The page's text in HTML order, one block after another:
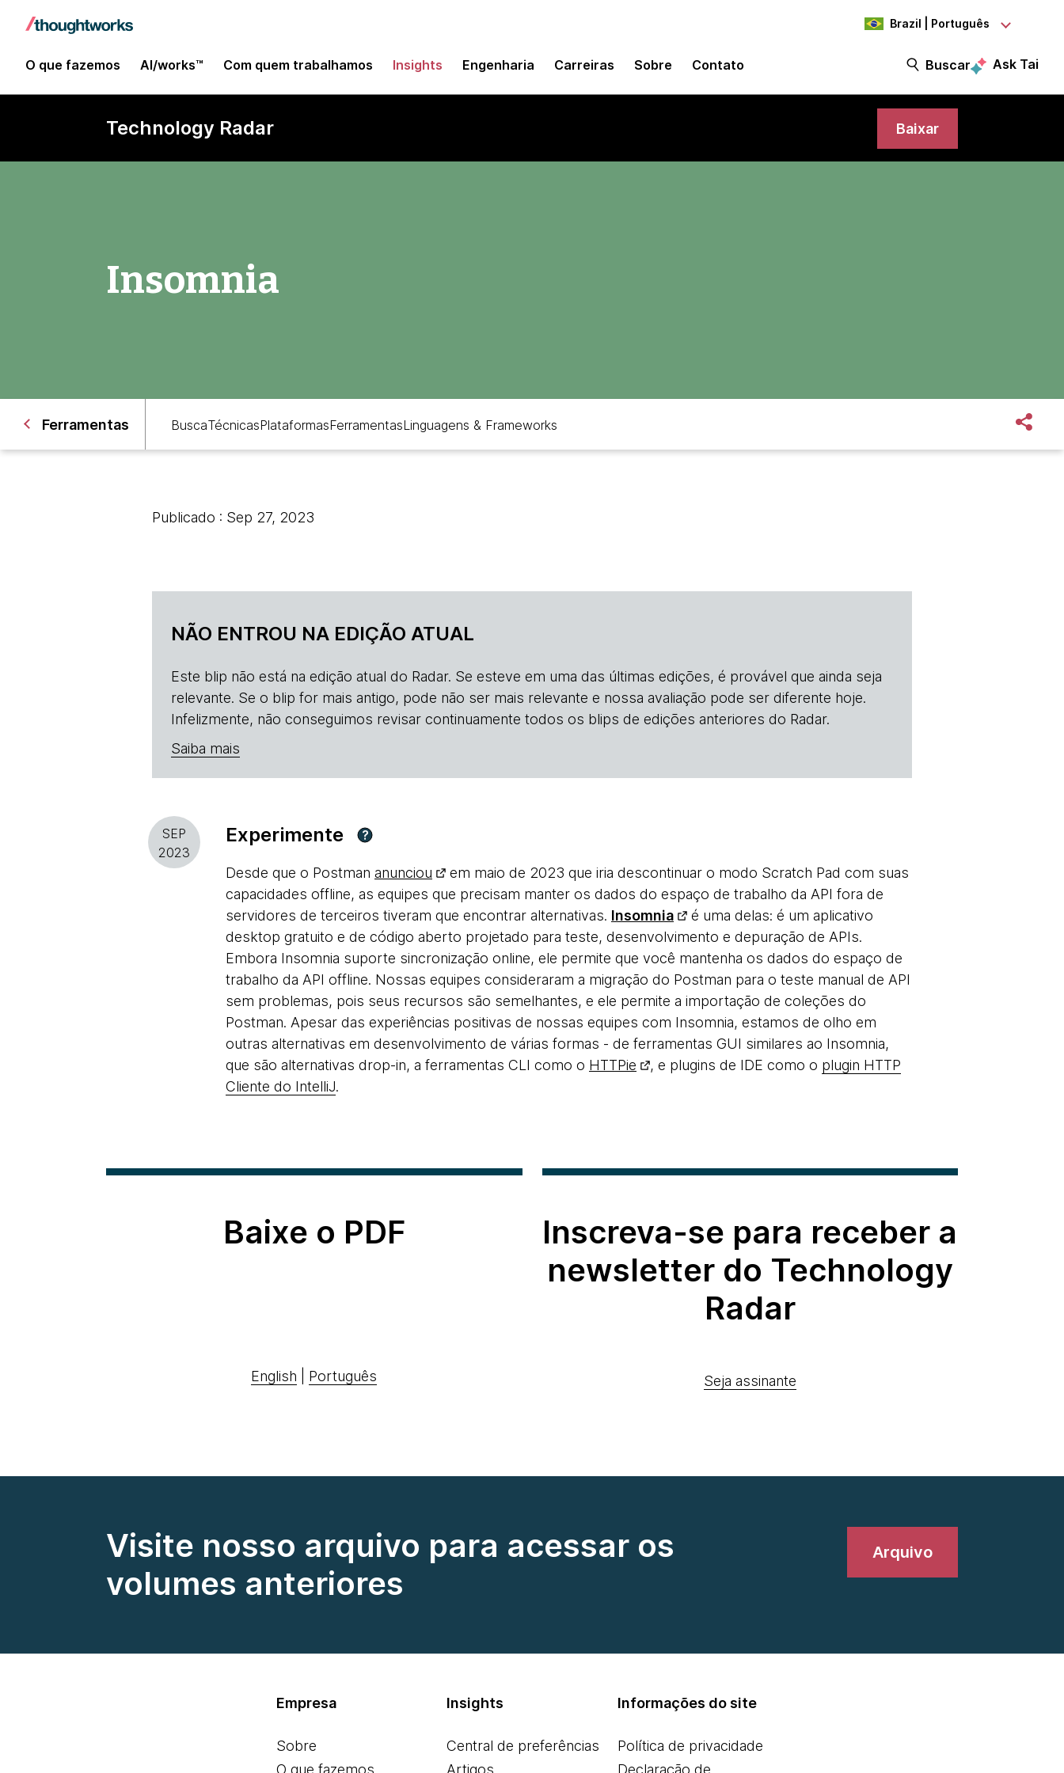
Brazil | Português
O que fazemos AI/works™ Com quem trabalhamos Insights Engenharia Carreiras Sobre Contato Buscar Ask Tai
Technology Radar Baixar
Insomnia
Ferramentas BuscaTécnicasPlataformasFerramentasLinguagens & Frameworks
Publicado : Sep 27, 2023
NÃO ENTROU NA EDIÇÃO ATUAL
Este blip não está na edição atual do Radar. Se esteve em uma das últimas edições, é provável que ainda seja
relevante. Se o blip for mais antigo, pode não ser mais relevante e nossa avaliação pode ser diferente hoje.
Infelizmente, não conseguimos revisar continuamente todos os blips de edições anteriores do Radar.
Saiba mais
SEP
2023
Experimente ?
Desde que o Postman anunciou
em maio de 2023 que iria descontinuar o modo Scratch Pad com suas
capacidades offline, as equipes que precisam manter os dados do espaço de trabalho da API fora de
servidores de terceiros tiveram que encontrar alternativas. Insomnia
é uma delas: é um aplicativo
desktop gratuito e de código aberto projetado para teste, desenvolvimento e depuração de APIs.
Embora Insomnia suporte sincronização online, ele permite que você mantenha os dados do espaço de
trabalho da API offline. Nossas equipes consideraram a migração do Postman para o teste manual de API
sem problemas, pois seus recursos são semelhantes, e ele permite a importação de coleções do
Postman. Apesar das experiências positivas de nossas equipes com Insomnia, estamos de olho em
outras alternativas em desenvolvimento de várias formas - de ferramentas GUI similares ao Insomnia,
que são alternativas drop-in, a ferramentas CLI como o HTTPie , e plugins de IDE como o plugin HTTP
Cliente do IntelliJ.
Baixe o PDF
English Português
Inscreva-se para receber a
newsletter do Technology
Radar
Seja assinante
Visite nosso arquivo para acessar os
volumes anteriores
Arquivo
Empresa
Sobre
O que fazemos
Insights
Central de preferências
Artigos
Informações do site
Política de privacidade
Declaração de